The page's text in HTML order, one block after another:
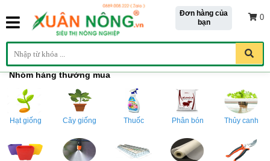
Đơn hàng của
bạn
0
Nhóm hàng thường mua
Hạt giống Cây giống Thuốc Phân bón Thủy canh